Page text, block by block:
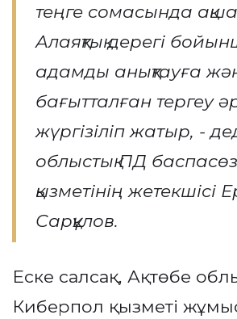
теңге сомасында
Алаяқтық дерегі
адамды анықтауға
бағытталған тергеу
жүргізіліп жатыр, -
облыстық ПД баспасөз
қызметінің жетекшісі
Сарқұлов.
Еске салсақ, Ақтөбе
Киберпол қызметі жұмыс